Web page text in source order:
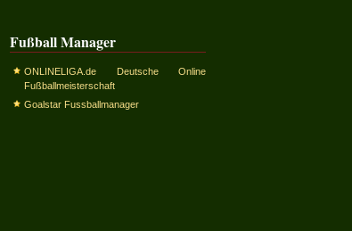
Fußball Manager
ONLINELIGA.de Deutsche Online
Fußballmeisterschaft
Goalstar Fussballmanager